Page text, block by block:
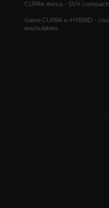
CUPRA Ateca - SUV
Gama CUPRA e-HYBRID -
enchufables